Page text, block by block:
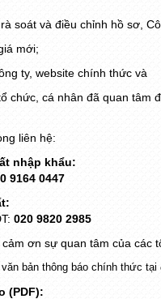
soát và điều chỉnh hồ sơ,
mới;
ty, website chính thức và
chức, cá nhân đã quan tâm
liên hệ:
nhập khẩu:
9164 0447
020 9820 2985
cảm ơn sự quan tâm của
bản thông báo chính thức tại
(PDF):